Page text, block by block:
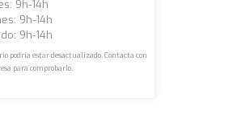
9h-14h
9h-14h
9h-14h
podría estar desactualizado. Contacta con
para comprobarlo.